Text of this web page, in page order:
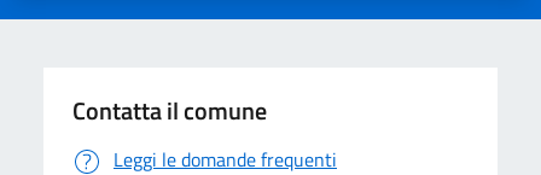
Contatta il comune
Leggi le domande frequenti